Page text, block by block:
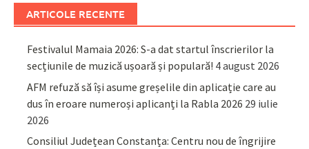
ARTICOLE RECENTE
Festivalul Mamaia 2026: S-a dat startul înscrierilor la
secțiunile de muzică ușoară și populară! 4 august 2026
AFM refuză să își asume greșelile din aplicație care au
dus în eroare numeroși aplicanți la Rabla 2026 29 iulie
2026
Consiliul Județean Constanța: Centru nou de îngrijire